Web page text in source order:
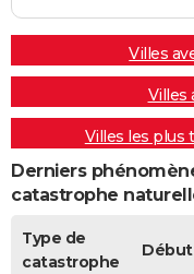
Villes
Villes
Villes les plus
Derniers
catastrophe
Type de
catastrophe
Début